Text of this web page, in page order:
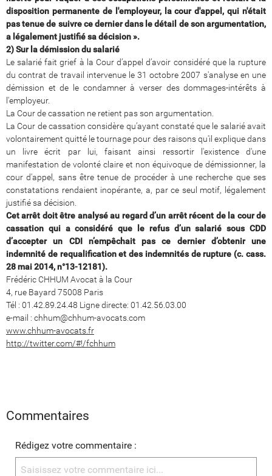
disposition permanente de l'employeur, la cour d'appel, qui n'était
pas tenue de suivre ce dernier dans le détail de son argumentation,
a légalement justifié sa décision ».
2) Sur la démission du salarié
Le salarié fait grief à la Cour d’appel d’avoir considéré que la rupture
du contrat de travail intervenue le 31 octobre 2007 s'analyse en une
démission et de le condamner à verser des dommages-intérêts à
l'employeur.
La Cour de cassation ne retient pas son argumentation.
La Cour de cassation considère qu’ayant constaté que le salarié avait
volontairement quitté le tournage pour des raisons qu'il explique dans
un livre écrit par lui, faisant ainsi ressortir l'existence d'une
manifestation de volonté claire et non équivoque de démissionner, la
cour d'appel, sans être tenue de procéder à une recherche que ses
constatations rendaient inopérante, a, par ce seul motif, légalement
justifié sa décision.
Cet arrêt doit être analysé au regard d’un arrêt récent de la cour de
cassation qui a considéré que le refus d’un salarié sous CDD
d’accepter un CDI n’empêchait pas ce dernier d’obtenir une
indemnité de requalification et des indemnités de rupture (c. cass.
28 mai 2014, n°13-12181).
Frédéric CHHUM Avocat à la Cour
4, rue Bayard 75008 Paris
Tél : 01.42.89.24.48 Ligne directe: 01.42.56.03.00
e-mail : chhum@chhum-avocats.com
www.chhum-avocats.fr
http://twitter.com/#!/fchhum
Commentaires
Rédigez votre commentaire :